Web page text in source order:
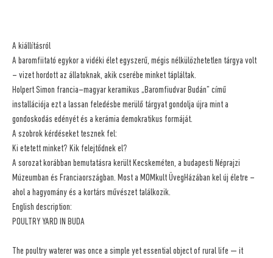
A kiállításról
A baromfiitató egykor a vidéki élet egyszerű, mégis nélkülözhetetlen tárgya volt
– vizet hordott az állatoknak, akik cserébe minket tápláltak.
Holpert Simon francia–magyar keramikus „Baromfiudvar Budán” című
installációja ezt a lassan feledésbe merülő tárgyat gondolja újra mint a
gondoskodás edényét és a kerámia demokratikus formáját.
A szobrok kérdéseket tesznek fel:
Ki etetett minket? Kik felejtődnek el?
A sorozat korábban bemutatásra került Kecskeméten, a budapesti Néprajzi
Múzeumban és Franciaországban. Most a MOMkult ÜvegHázában kel új életre –
ahol a hagyomány és a kortárs művészet találkozik.
English description:
POULTRY YARD IN BUDA
The poultry waterer was once a simple yet essential object of rural life — it